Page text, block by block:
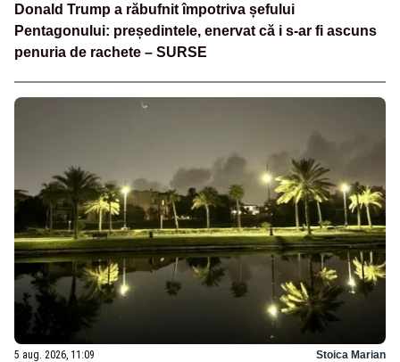
Donald Trump a răbufnit împotriva șefului
Pentagonului: președintele, enervat că i s-ar fi ascuns
penuria de rachete – SURSE
5 aug. 2026, 11:09 Stoica Marian